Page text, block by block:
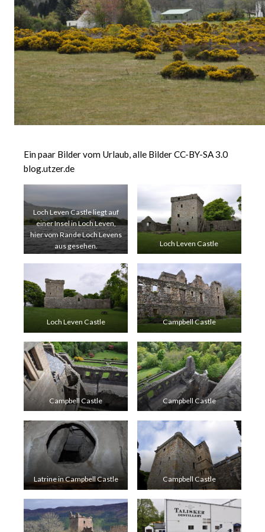
Ein paar Bilder vom Urlaub, alle Bilder CC-BY-SA 3.0
blog.utzer.de
Loch Leven Castle liegt auf
einer Insel in Loch Leven,
hier vom Rande Loch Levens
aus gesehen.
Loch Leven Castle
Loch Leven Castle Campbell Castle
Campbell Castle Campbell Castle
Latrine in Campbell Castle Campbell Castle